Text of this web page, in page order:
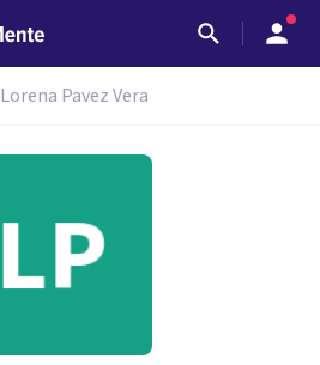
Lorena Pavez Vera